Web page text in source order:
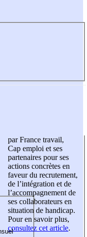
par France travail,
Cap emploi et ses
partenaires pour ses
actions concrètes en
faveur du recrutement,
de l’intégration et de
l’accompagnement de
ses collaborateurs en
situation de handicap.
Pour en savoir plus,
consultez cet article.